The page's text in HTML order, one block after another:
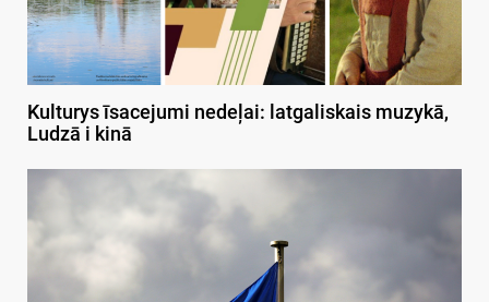
Kulturys īsacejumi nedeļai: latgaliskais muzykā,
Ludzā i kinā